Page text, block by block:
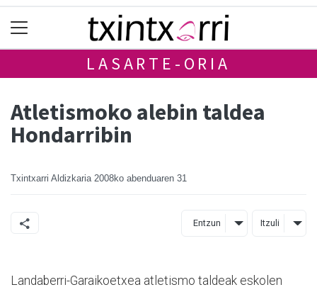
LASARTE-ORIA
Atletismoko alebin taldea
Hondarribin
Txintxarri Aldizkaria 2008ko abenduaren 31
Entzun Itzuli
Landaberri-Garaikoetxea atletismo taldeak eskolen